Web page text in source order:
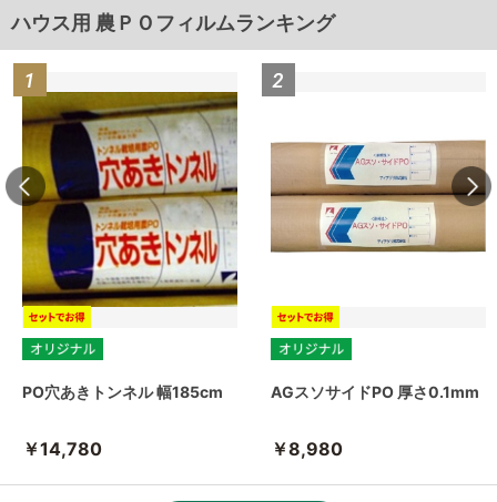
ハウス用 農ＰＯフィルムランキング
PO穴あきトンネル 幅185cm
￥14,780
AGスソサイドPO 厚さ0.1mm
￥8,980